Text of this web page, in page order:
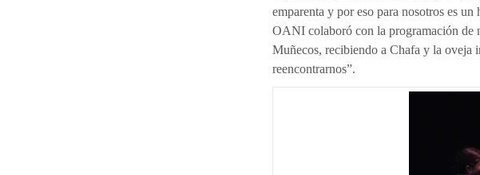
emparenta y por eso para nosotros es
OANI colaboró con la programación de
Muñecos, recibiendo a Chafa y la oveja
reencontrarnos”.